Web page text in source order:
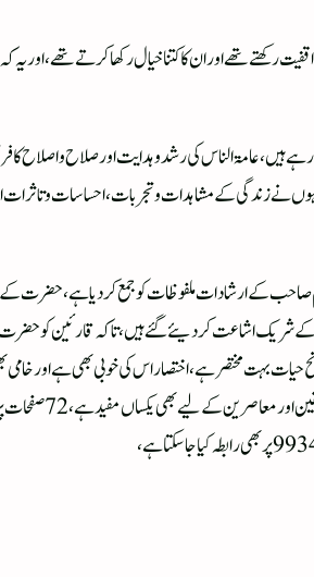
تھے اور ان کا کتنا خیال رکھا کرتے تھے،اور یہ
ہیں،عامۃ الناس کی رشد و ہدایت اور صلاح و اصلاح
نے زندگی کے مشاہدات و تجربات،احساسات و
صاحب کے ارشادات ملفوظات کو جمع کر دیا ہے،حضرت
کر کے شریک اشاعت کر دیئے گئے ہیں ، تاکہ قارئین
مختصر ہے، اختصار اس کی خوبی بھی ہے اور خامی
برتنے اور عمل کرنے کے لحاظ سے بہت